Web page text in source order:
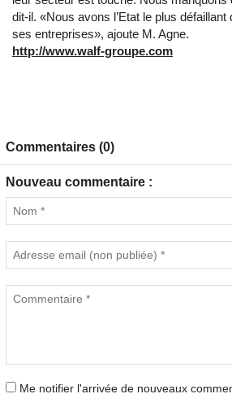
dit-il. «Nous avons l’Etat le plus
ses entreprises», ajoute M. Agne.
http://www.walf-groupe.com
Commentaires (0)
Nouveau commentaire :
Me notifier l'arrivée de nouveaux